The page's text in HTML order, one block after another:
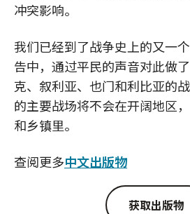
冲突影响。
我们已经到了战争史上的又一
告中，通过平民的声音对此做
克、叙利亚、也门和利比亚的
的主要战场将不会在开阔地区
和乡镇里。
查阅更多中文出版物
获取出版物